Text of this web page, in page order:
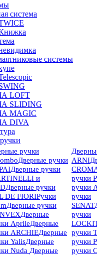
система
системы
LOFT
SLIDING
MAGIC
DIVA
ручки
Дверные ручки
Дверные ручки
и
Дверные ручки
DE FIORIРучки
Дверные ручки
Дверные
AprileДверные
ARCHIEДверные
YalisДверные
Nuda Дверные
ARNI
ручки
ручки
ручки
SENAT
ручки
ручки
ручки
ручки